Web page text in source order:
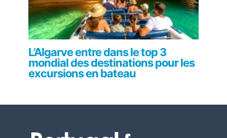
L’Algarve entre dans le top 3
mondial des destinations pour les
excursions en bateau